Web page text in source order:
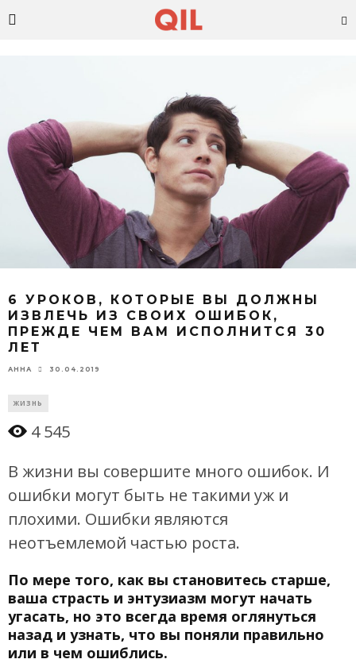
6 УРОКОВ, КОТОРЫЕ ВЫ ДОЛЖНЫ
ИЗВЛЕЧЬ ИЗ СВОИХ ОШИБОК,
ПРЕЖДЕ ЧЕМ ВАМ ИСПОЛНИТСЯ 30
ЛЕТ
АННА 30.04.2019
ЖИЗНЬ
4 545
В жизни вы совершите много ошибок. И
ошибки могут быть не такими уж и
плохими. Ошибки являются
неотъемлемой частью роста.
По мере того, как вы становитесь старше,
ваша страсть и энтузиазм могут начать
угасать, но это всегда время оглянуться
назад и узнать, что вы поняли правильно
или в чем ошиблись.